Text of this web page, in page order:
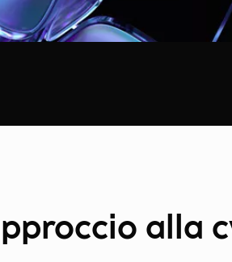
alla